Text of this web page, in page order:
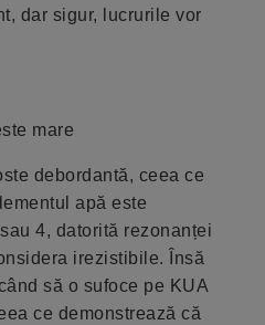
dar sigur, lucrurile vor
mare
debordantă, ceea ce
apă este
4, datorită rezonanței
irezistibile. Însă
să o sufoce pe KUA
ce demonstrează că